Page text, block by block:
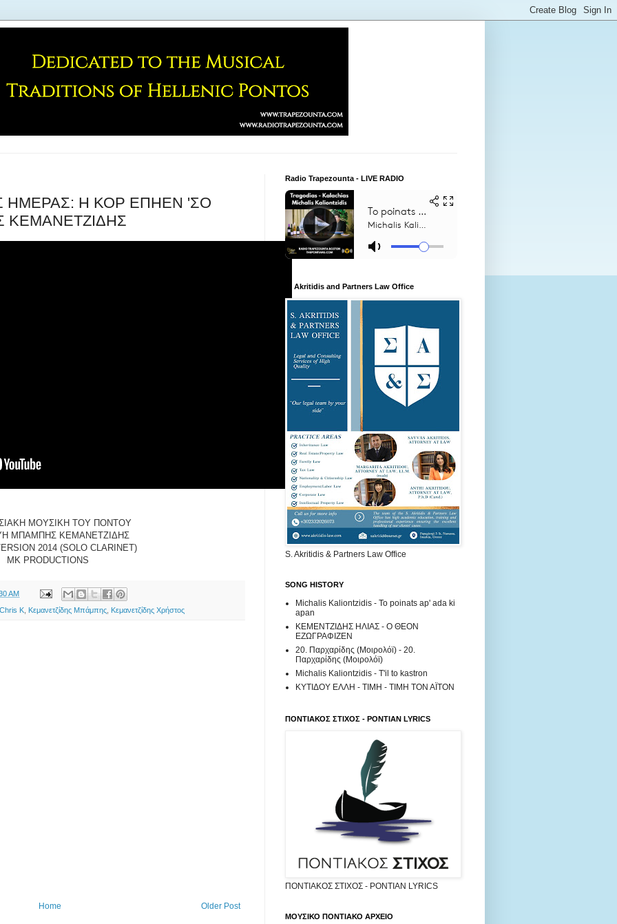
ΗΜΕΡΑΣ: Η ΚΟΡ ΕΠΗΕΝ 'ΣΟ
ΜΟΥΣΙΚΗ ΤΟΥ ΠΟΝΤΟΥ
ΜΠΑΜΠΗΣ ΚΕΜΑΝΕΤΖΙΔΗΣ
2014 (SOLO CLARINET)
MK PRODUCTIONS
AM
K Κεμανετζίδης Μπάμπης Κεμανετζίδης Χρήστος
Older Post
Home
Radio Trapezounta - LIVE RADIO
S. Akritidis and Partners Law Office
S. Akritidis & Partners Law Office
SONG HISTORY
Michalis Kaliontzidis - To poinats ap' ada ki
apan
ΚΕΜΕΝΤΖΙΔΗΣ ΗΛΙΑΣ - Ο ΘΕΟΝ
ΕΖΩΓΡΑΦΙΖΕΝ
20. Παρχαρίδης (Μοιρολόϊ) - 20.
Παρχαρίδης (Μοιρολόϊ)
Michalis Kaliontzidis - T'il to kastron
ΚΥΤΙΔΟΥ ΕΛΛΗ - ΤΙΜΗ - ΤΙΜΗ ΤΟΝ ΑΪΤΟΝ
ΠΟΝΤΙΑΚΟΣ ΣΤΙΧΟΣ - PONTIAN LYRICS
ΠΟΝΤΙΑΚΟΣ ΣΤΙΧΟΣ - PONTIAN LYRICS
ΜΟΥΣΙΚΟ ΠΟΝΤΙΑΚΟ ΑΡΧΕΙΟ